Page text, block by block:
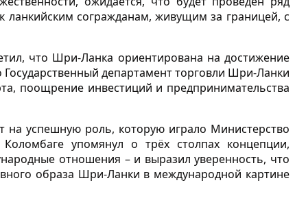
ланкийским согражданам, живущим за границей, с
что Шри-Ланка ориентирована на достижение
департамент торговли Шри-Ланки
поощрение инвестиций и предпринимательства
успешную роль, которую играло Министерство
упомянул о трёх столпах концепции,
отношения – и выразил уверенность, что
образа Шри-Ланки в международной картине